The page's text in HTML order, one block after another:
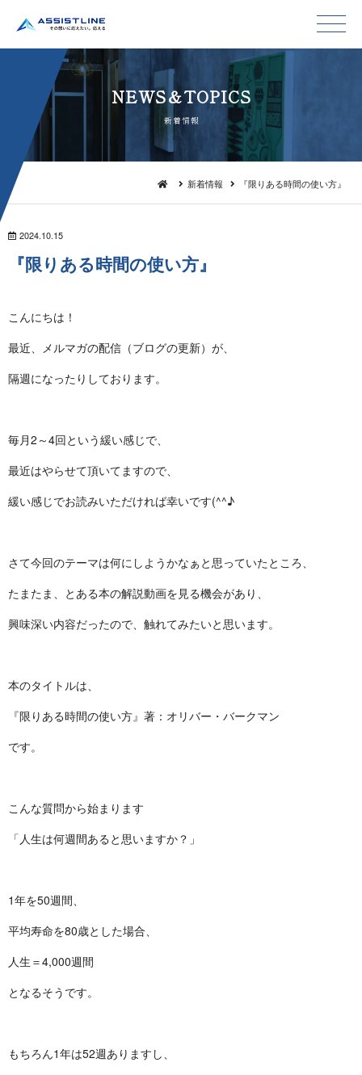
NEWS＆TO P I C S
新 着 情 報
新着情報 『限りある時間の使い方』
2024.10.15
『限りある時間の 使 い 方 』
こんにちは！
最近、メルマガの配信（ブログの更新）が、
隔週になったりしております。
毎月2～4回という緩い感じで、
最近はやらせて頂いてますので、
緩い感じでお読みいただければ幸いです(^^♪
さて今回のテーマは何にしようかなぁと思っていたところ、
たまたま、とある本の解説動画を見る機会があり、
興味深い内容だったので、触れてみたいと思います。
本のタイトルは、
『限りある時間の使い方』著：オリバー・バークマン
です。
こんな質問から始まります
「人生は何週間あると思いますか？」
1年を50週間、
平均寿命を80歳とした場合、
人生＝4,000週間
となるそうです。
もちろん1年は52週ありますし、